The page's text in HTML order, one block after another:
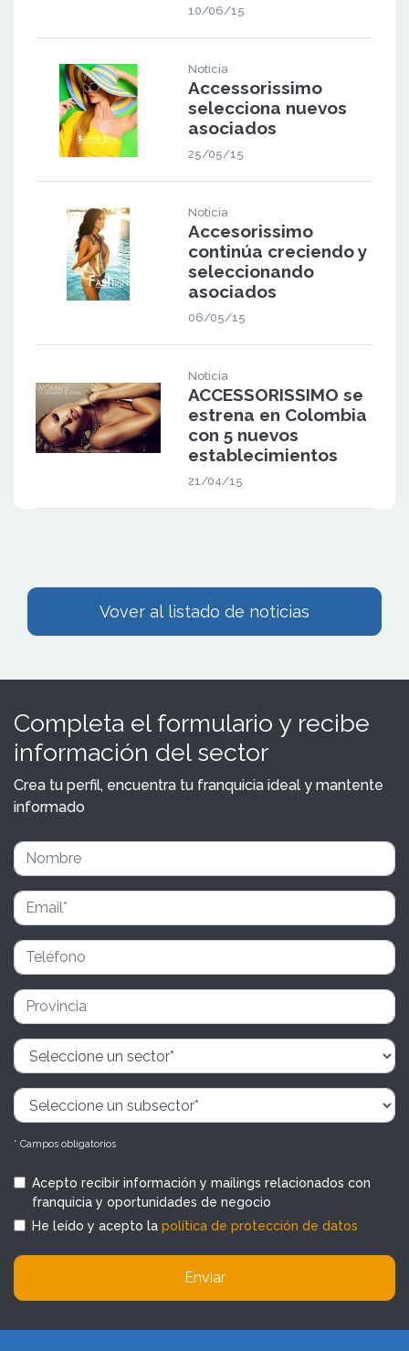
10/06/15
Noticia
Accessorissimo
selecciona nuevos
asociados
25/05/15
Noticia
Accesorissimo
continúa creciendo y
seleccionando
asociados
06/05/15
Noticia
ACCESSORISSIMO se
estrena en Colombia
con 5 nuevos
establecimientos
21/04/15
Vover al listado de noticias
Completa el formulario y recibe
información del sector
Crea tu perfil, encuentra tu franquicia ideal y mantente
informado
* Campos obligatorios
Acepto recibir información y mailings relacionados con
franquicia y oportunidades de negocio
He leído y acepto la política de protección de datos
Enviar